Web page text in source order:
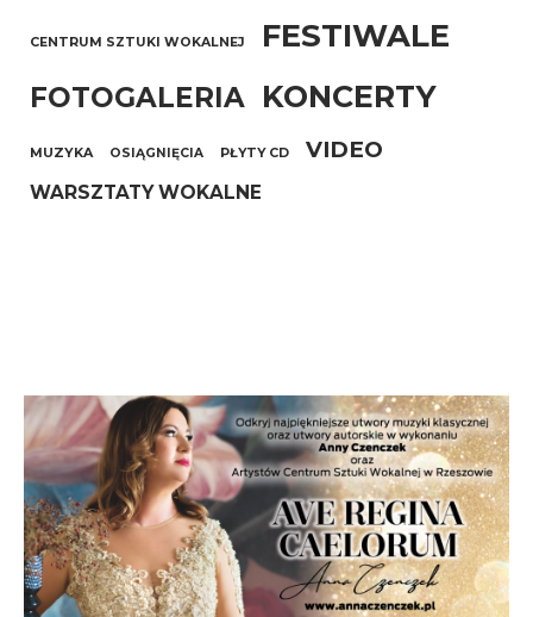
CENTRUM SZTUKI WOKALNEJ FESTIWALE
FOTOGALERIA KONCERTY
MUZYKA OSIĄGNIĘCIA PŁYTY CD VIDEO
WARSZTATY WOKALNE